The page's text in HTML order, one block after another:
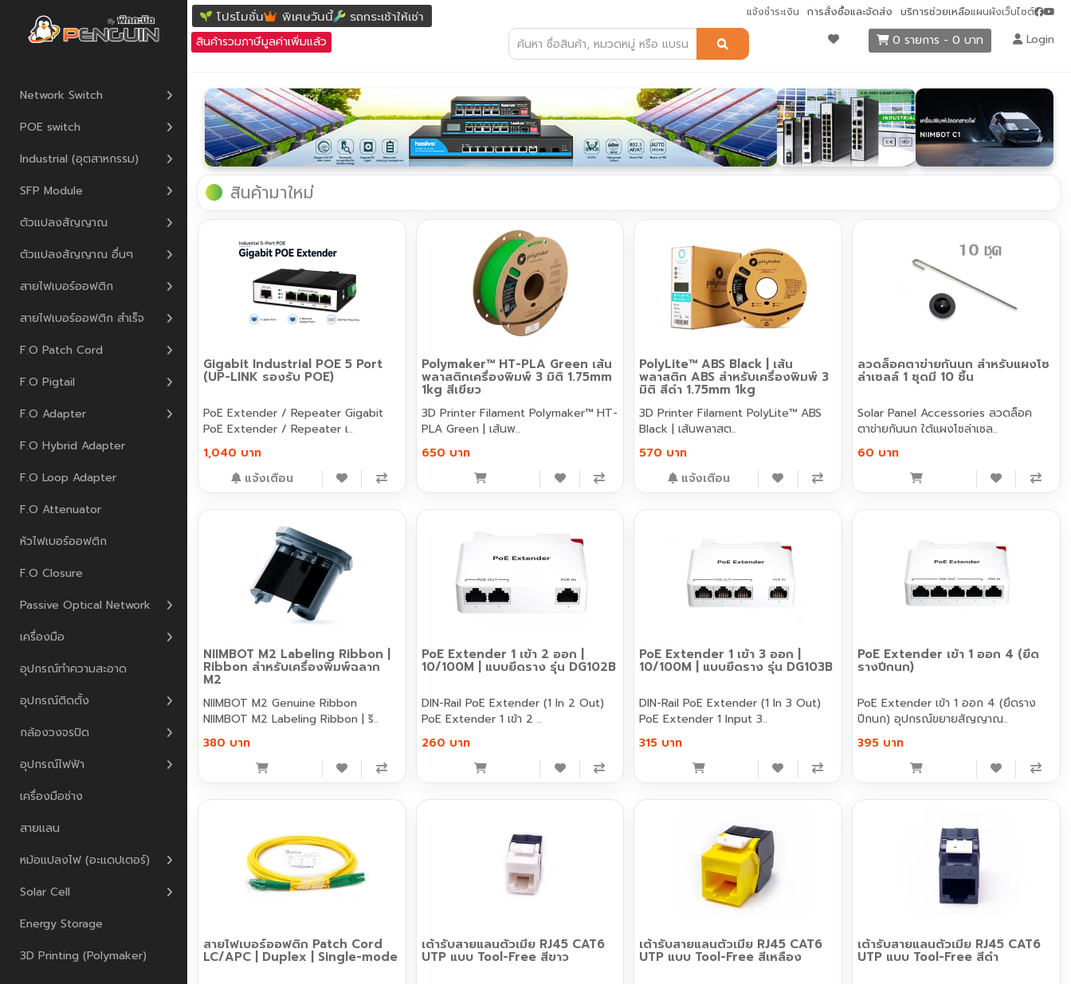
แจ้งชำระเงิน การสั่งซื้อและจัดส่ง บริการช่วยเหลือแผนผังเว็บไซต์
โปรโมชั่น พิเศษวันนี้ รถกระเช้าให้เช่า
สินค้ารวมภาษีมูลค่าเพิ่มแล้ว 0 รายการ - 0 บาท Login
Network Switch
POE switch
Industrial (อุตสาหกรรม)
SFP Module
ตัวแปลงสัญญาณ
ตัวแปลงสัญญาณ อื่นๆ
สายไฟเบอร์ออฟติก
สายไฟเบอร์ออฟติก สำเร็จ
F.O Patch Cord
F.O Pigtail
F.O Adapter
F.O Hybrid Adapter
F.O Loop Adapter
F.O Attenuator
หัวไฟเบอร์ออฟติก
F.O Closure
Passive Optical Network
เครื่องมือ
อุปกรณ์ทำความสะอาด
อุปกรณ์ติดตั้ง
กล้องวงจรปิด
อุปกรณ์ไฟฟ้า
เครื่องมือช่าง
สายแลน
หม้อแปลงไฟ (อะแดปเตอร์)
Solar Cell
Energy Storage
3D Printing (Polymaker)
สินค้ามาใหม่
Gigabit Industrial POE 5 Port
(UP-LINK รองรับ POE)
PoE Extender / Repeater Gigabit
PoE Extender / Repeater เ..
1,040 บาท
แจ้งเตือน
Polymaker™ HT-PLA Green เส้น
พลาสติกเครื่องพิมพ์ 3 มิติ 1.75mm
1kg สีเขียว
3D Printer Filament Polymaker™ HT-
PLA Green | เส้นพ..
650 บาท
PolyLite™ ABS Black | เส้น
พลาสติก ABS สำหรับเครื่องพิมพ์ 3
มิติ สีดำ 1.75mm 1kg
3D Printer Filament PolyLite™ ABS
Black | เส้นพลาสต..
570 บาท
แจ้งเตือน
ลวดล็อคตาข่ายกันนก สำหรับแผงโซ
ล่าเซลล์ 1 ชุดมี 10 ชิ้น
Solar Panel Accessories ลวดล็อค
ตาข่ายกันนก ใต้แผงโซล่าเซล..
60 บาท
NIIMBOT M2 Labeling Ribbon |
Ribbon สำหรับเครื่องพิมพ์ฉลาก
M2
NIIMBOT M2 Genuine Ribbon
NIIMBOT M2 Labeling Ribbon | ริ..
380 บาท
PoE Extender 1 เข้า 2 ออก |
10/100M | แบบยึดราง รุ่น DG102B
DIN-Rail PoE Extender (1 In 2 Out)
PoE Extender 1 เข้า 2 ..
260 บาท
PoE Extender 1 เข้า 3 ออก |
10/100M | แบบยึดราง รุ่น DG103B
DIN-Rail PoE Extender (1 In 3 Out)
PoE Extender 1 Input 3..
315 บาท
PoE Extender เข้า 1 ออก 4 (ยึด
รางปีกนก)
PoE Extender เข้า 1 ออก 4 (ยึดราง
ปีกนก) อุปกรณ์ขยายสัญญาณ..
395 บาท
สายไฟเบอร์ออฟติก Patch Cord
LC/APC | Duplex | Single-mode
เต้ารับสายแลนตัวเมีย RJ45 CAT6
UTP แบบ Tool-Free สีขาว
เต้ารับสายแลนตัวเมีย RJ45 CAT6
UTP แบบ Tool-Free สีเหลือง
เต้ารับสายแลนตัวเมีย RJ45 CAT6
UTP แบบ Tool-Free สีดำ